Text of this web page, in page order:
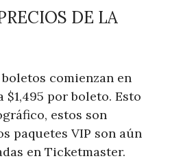
DE LA
comienzan en
$1,495 por boleto. Esto
estos son
paquetes VIP son aún
en Ticketmaster.